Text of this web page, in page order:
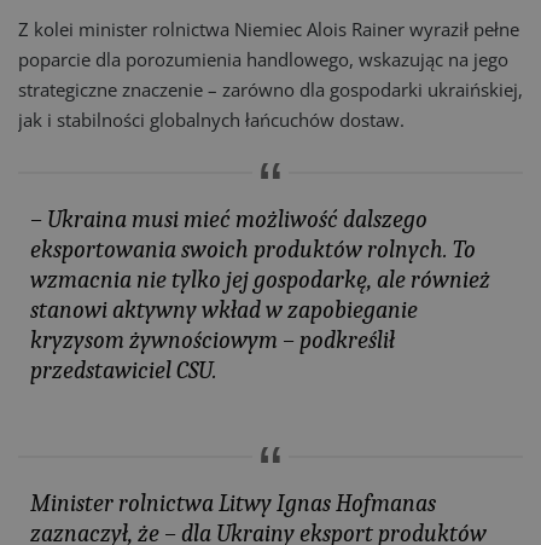
Z kolei minister rolnictwa Niemiec Alois Rainer wyraził pełne
poparcie dla porozumienia handlowego, wskazując na jego
strategiczne znaczenie – zarówno dla gospodarki ukraińskiej,
jak i stabilności globalnych łańcuchów dostaw.
– Ukraina musi mieć możliwość dalszego
eksportowania swoich produktów rolnych. To
wzmacnia nie tylko jej gospodarkę, ale również
stanowi aktywny wkład w zapobieganie
kryzysom żywnościowym – podkreślił
przedstawiciel CSU.
Minister rolnictwa Litwy Ignas Hofmanas
zaznaczył, że – dla Ukrainy eksport produktów